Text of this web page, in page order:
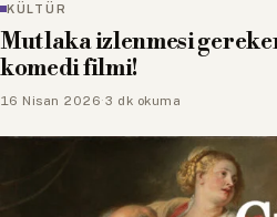
KÜLTÜR
Mutlaka izlenmesi
komedi filmi!
16 Nisan 2026·3 dk okuma